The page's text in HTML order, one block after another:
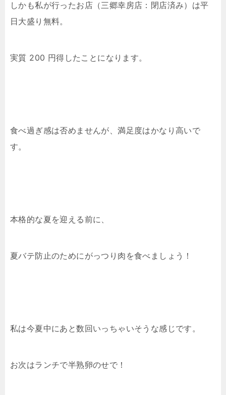
しかも私が行ったお店（三郷幸房店：閉店済み）は平
日大盛り無料。
実質 200 円得したことになります。
食べ過ぎ感は否めませんが、満足度はかなり高いで
す。
本格的な夏を迎える前に、
夏バテ防止のためにがっつり肉を食べましょう！
私は今夏中にあと数回いっちゃいそうな感じです。
お次はランチで半熟卵のせで！